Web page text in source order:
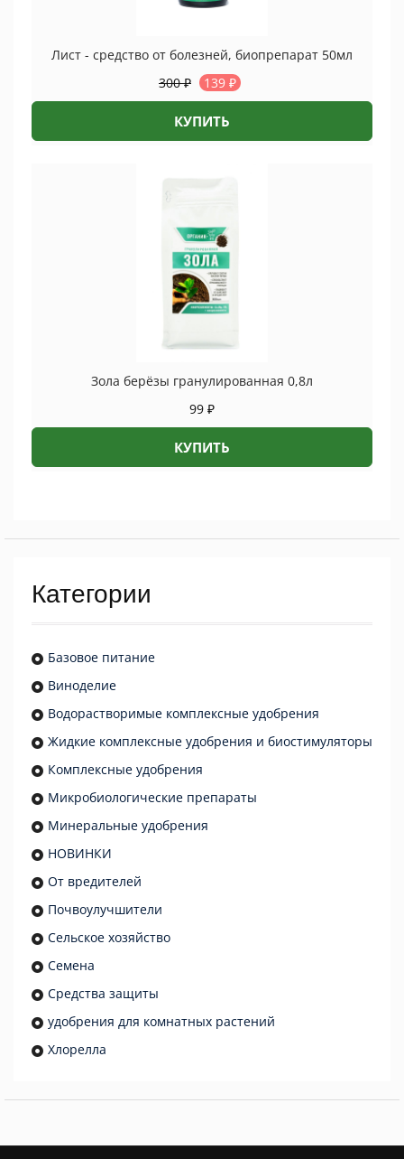
Лист - средство от болезней, биопрепарат 50мл
300₽ 139 ₽
КУПИТЬ
Зола берёзы гранулированная 0,8л
99 ₽
КУПИТЬ
Категории
Базовое питание
Виноделие
Водорастворимые комплексные удобрения
Жидкие комплексные удобрения и биостимуляторы
Комплексные удобрения
Микробиологические препараты
Минеральные удобрения
НОВИНКИ
От вредителей
Почвоулучшители
Сельское хозяйство
Семена
Средства защиты
удобрения для комнатных растений
Хлорелла